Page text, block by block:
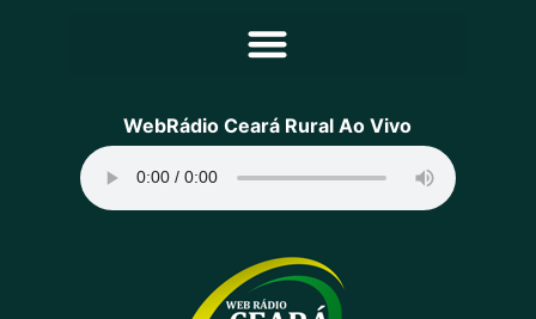
Principal
Programação
Equipe
Contato
WebRádio Ceará Rural Ao Vivo